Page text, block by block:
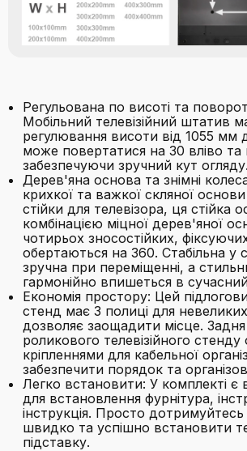
Регульована по висоті та
Мобільний телевізійний штатив
регулювання висоти від 1055 мм
може повертатися на 30 вліво та
забезпечуючи зручний кут огляду.
Дерев'яна основа та знімні
крихкої та важкої скляної основи
стійки для телевізора, ця стійка
комбінацією міцної дерев'яної
чотирьох зносостійких,
обертаються на 360. Стабільна у
зручна при переміщенні, а
гармонійно впишеться в
Економія простору: Цей
стенд має 3 полиці для
дозволяє заощадити місце.
роликового телевізійного
кріпленнями для кабельної
забезпечити порядок та
Легко встановити: У комплекті є
для встановлення фурнітура,
інструкція. Просто дотримуйтесь
швидко та успішно встановити
підставку.